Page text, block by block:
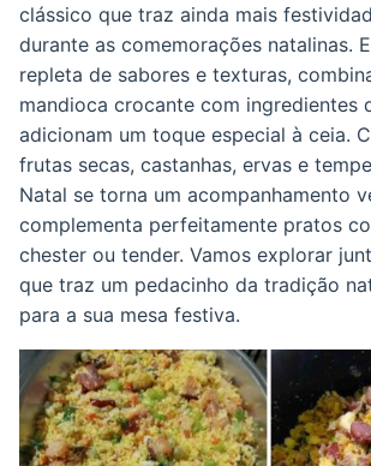
clássico que traz ainda mais
durante as comemorações natalinas.
repleta de sabores e texturas,
mandioca crocante com ingredientes
adicionam um toque especial à ceia.
frutas secas, castanhas, ervas e
Natal se torna um acompanhamento
complementa perfeitamente pratos
chester ou tender. Vamos explorar
que traz um pedacinho da tradição
para a sua mesa festiva.